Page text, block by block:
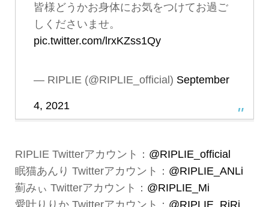
皆様どうかお身体にお気をつけてお過ご
しくださいませ。
pic.twitter.com/lrxKZss1Qy
— RIPLIE (@RIPLIE_official) September
4, 2021
RIPLIE Twitterアカウント： @RIPLIE_official
眠猫あんり Twitterアカウント： @RIPLIE_ANLi
薊みぃ Twitterアカウント： @RIPLIE_Mi